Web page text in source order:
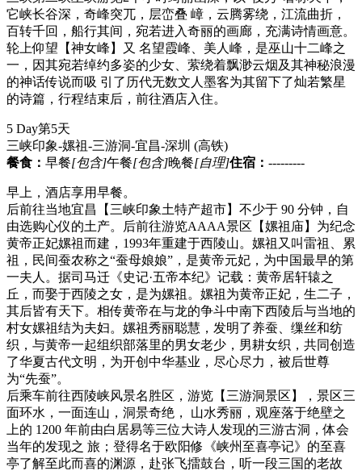
它峡长谷深，奇峰突兀，层峦叠 嶂，云腾雾绕，江流曲折，
百转千回，船行其间，宛若进入奇丽的画廊，充满诗情画意。
轮上仰望【神女峰】又 名望霞峰、美人峰，是巫山十二峰之
一，因其宛若绰约多姿的少女、萦绕着飘渺云烟及其神秘浪漫
的神话传说而吸 引了历代无数文人墨客为其留下了灿若繁星
的诗篇，行程结束后，前往酒店入住。
5 Day第5天
三峡印象-嫘祖-三游洞-宜昌-深圳 (高铁)
餐食： 早餐[包含]午餐[包含]晚餐[自理]住宿： ---------
早上，酒店享用早餐。
后前往当地宜昌【三峡印象土特产超市】不少于 90 分钟，自
由选购心仪的土产。后前往游览AAAA景区【嫘祖庙】为纪念
黄帝正妃嫘祖而建，1993年重建于西陵山。嫘祖又叫雷祖、累
祖，民间蚕农称之“蚕母娘娘”，是黄帝元妃，为中国最早的第
一夫人。据司马迁《史记·五帝本纪》记载：黄帝居轩辕之
丘，而娶于西陵之女，是为嫘祖。嫘祖为黄帝正妃，生二子，
其后皆有天下。相传黄帝在与龙的争斗中南下西陵后与当地的
村女嫘祖结为夫妇。嫘祖秀丽聪慧，发明了养蚕、缫丝和纺
织，与黄帝一起组织部落里的男女老少，男耕女织，共同创造
了华夏古代文明，为开创中华基业，尽心尽力，被后世尊
为“先蚕”。
后乘车前往西陵峡风景名胜区，游览【三游洞景区】，景区三
面环水，一面连山，洞景奇绝， 山水秀丽，观座落于绝壁之
上的 1200 年前由白居易等三位大诗人发现的三游古洞，体会
当年的发现之 旅；登得名于欧阳修《峡州至喜亭记》的至喜
亭了解至此而喜的渊源，赴张飞擂鼓台，听一段三国的老故